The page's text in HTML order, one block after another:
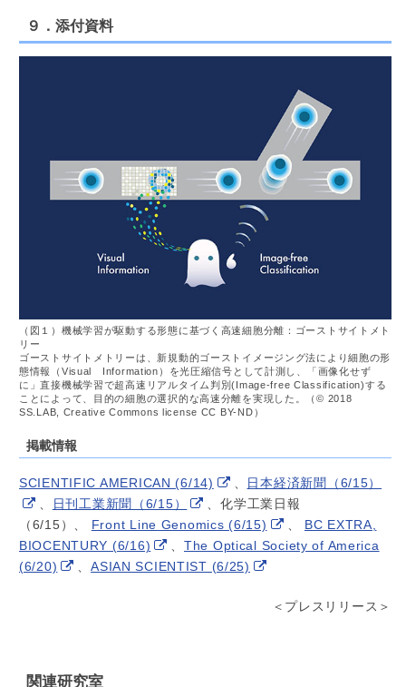
９．添付資料
（図１）機械学習が駆動する形態に基づく高速細胞分離：ゴーストサイトメト
リー
ゴーストサイトメトリーは、新規動的ゴーストイメージング法により細胞の形
態情報（Visual Information）を光圧縮信号として計測し、「画像化せず
に」直接機械学習で超高速リアルタイム判別(Image-free Classification)する
ことによって、目的の細胞の選択的な高速分離を実現した。（© 2018
SS.LAB, Creative Commons license CC BY-ND）
掲載情報
SCIENTIFIC AMERICAN (6/14) 、
日本経済新聞（6/15）
、
日刊工業新聞（6/15）
、化学工業日報
（6/15）、
Front Line Genomics (6/15) 、
BC EXTRA,
BIOCENTURY (6/16)
、 The Optical Society of America
(6/20)
、ASIAN SCIENTIST (6/25)
＜プレスリリース＞
関連研究室